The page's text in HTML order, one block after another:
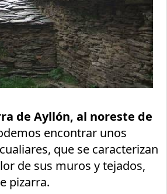
de Ayllón, al noreste de
encontrar unos
que se caracterizan
de sus muros y tejados,
pizarra.